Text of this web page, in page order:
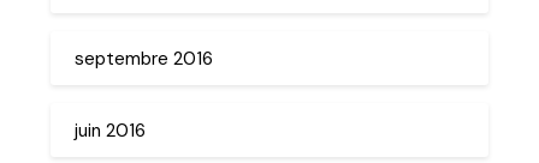
septembre 2016
juin 2016